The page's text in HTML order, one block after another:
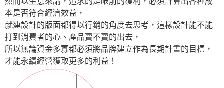
本是否符合經濟效益，
就連設計的版面都得以行銷的角度去思考，這樣設計能不能
打到消費者的心、產品賣不賣的出去，
所以無論資金多寡都必須將品牌建立作為長期計畫的目標，
才能永續經營獲取更多的利益！